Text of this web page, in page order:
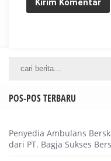
POS-POS TERBARU
Penyedia Ambulans
dari PT. Bagja Sukses